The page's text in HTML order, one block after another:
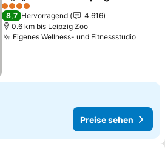
4 Sterne
8,7 Hervorragend
4.616
0.6 km bis Leipzig Zoo
Eigenes Wellness- und Fitnessstudio
Preise sehen